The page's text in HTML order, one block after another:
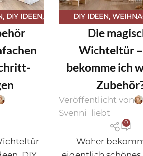
, DIY IDEEN,
DIY IDEEN,
Die
Wichteltür
bekomme ich
Veröffentlicht von
Svenni_liebt
0
Woher